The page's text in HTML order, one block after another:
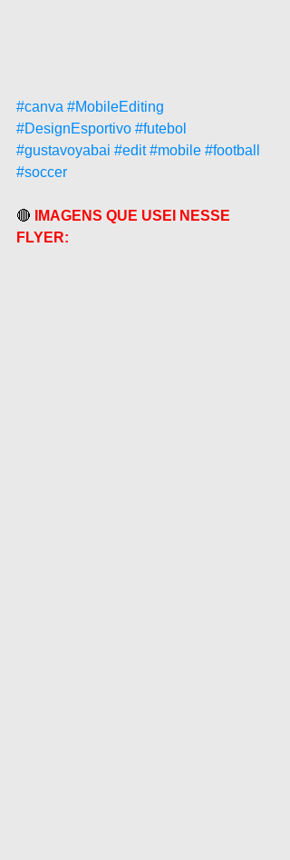
#canva #MobileEditing
#DesignEsportivo #futebol
#gustavoyabai #edit #mobile #football
#soccer
🔴 IMAGENS QUE USEI NESSE
FLYER: